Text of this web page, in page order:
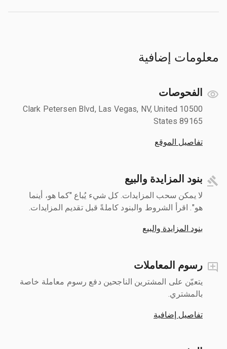
معلومات إضافية
الفحوصات
10500 Clark Petersen Blvd, Las Vegas, NV, United
States 89165
تفاصيل الموقع
بنود المزايدة والبيع
لا يمكن سحب المزايدات. كل شيء يُباع "كما هو، أينما
هو". اقرأ الشروط والبنود كاملةً قبل تقديم المزايدات.
بنود المزايدة والبيع
رسوم المعاملات
يتعيّن على المشترين الناجحين دفع رسوم معاملة خاصة
بالمشتري.
تفاصيل إضافية